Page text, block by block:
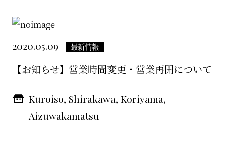
2020.05.09 最新情報
【お知らせ】営業時間変更・営業再開について
Kuroiso, Shirakawa, Koriyama,
Aizuwakamatsu